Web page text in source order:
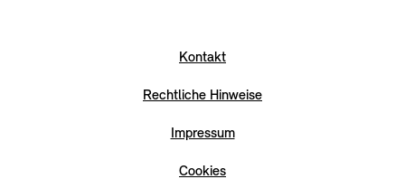
Kontakt
Rechtliche Hinweise
Impressum
Cookies